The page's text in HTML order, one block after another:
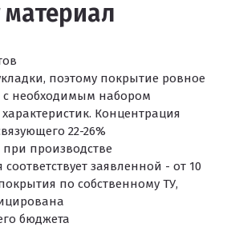
поэтому покрытие ровное
с необходимым набором
Концентрация
22-26%
при производстве
заявленной - от 10
по собственному ТУ,
бюджета